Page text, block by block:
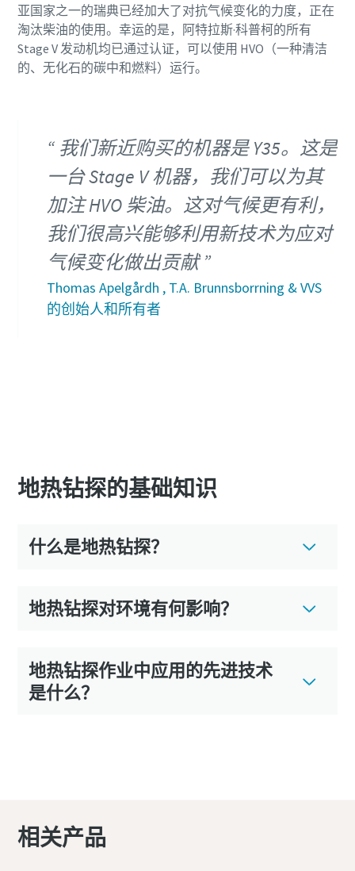
亚国家之一的瑞典已经加大了对抗气候变化的力度，正在
淘汰柴油的使用。幸运的是，阿特拉斯·科普柯的所有
Stage V 发动机均已通过认证，可以使用 HVO（一种清洁
的、无化石的碳中和燃料）运行。
我们新近购买的机器是 Y35。这是
一台 Stage V 机器，我们可以为其
加注 HVO 柴油。这对气候更有利，
我们很高兴能够利用新技术为应对
气候变化做出贡献
Thomas Apelgårdh , T.A. Brunnsborrning & VVS
的创始人和所有者
地热钻探的基础知识
什么是地热钻探？
地热钻探对环境有何影响？
地热钻探作业中应用的先进技术
是什么？
相关产品